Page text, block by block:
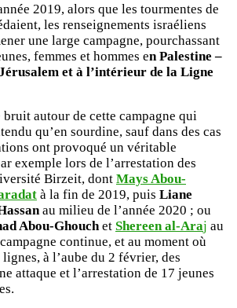
2019, alors que les tourmentes de
les renseignements israéliens
une large campagne, pourchassant
femmes et hommes en Palestine –
et à l’intérieur de la Ligne
bruit autour de cette campagne qui
qu’en sourdine, sauf dans des cas
ont provoqué un véritable
exemple lors de l’arrestation des
Birzeit, dont Mays Abou-
à la fin de 2019, puis Liane
au milieu de l’année 2020 ; ou
Abou-Ghouchet Shereen al-Araj au
continue, et au moment où
à l’aube du 2 février, des
attaque et l’arrestation de 17 jeunes